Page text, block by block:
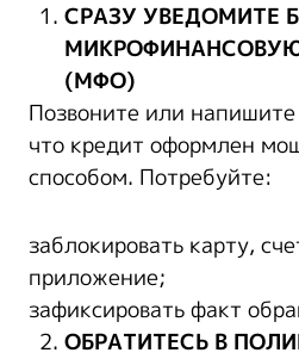
СРАЗУ УВЕДОМИТЕ
(МФО)
Позвоните или
что кредит оформлен
способом. Потребуйте:
заблокировать карту,
приложение;
зафиксировать факт
ОБРАТИТЕСЬ В